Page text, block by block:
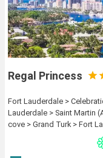
Regal Princess
Fort Lauderdale >
Lauderdale > Saint Martin
cove > Grand Turk > Fort